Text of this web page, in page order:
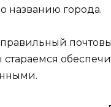
названию города.